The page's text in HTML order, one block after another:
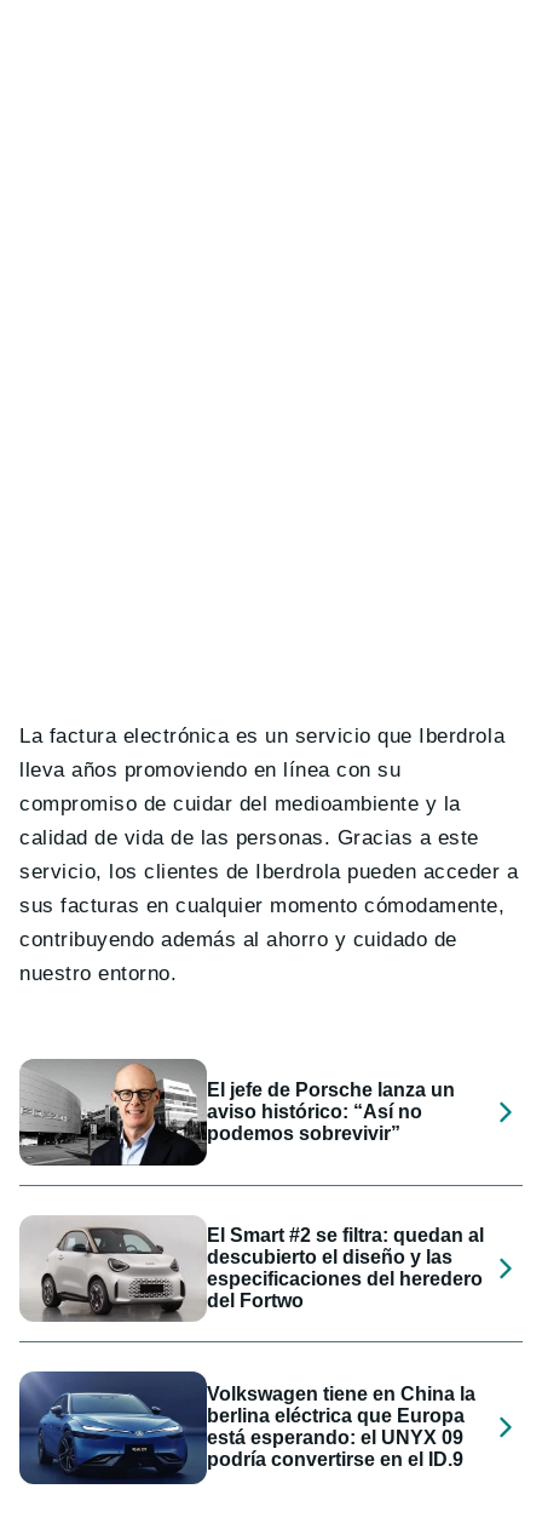
La factura electrónica es un servicio que Iberdrola
lleva años promoviendo en línea con su
compromiso de cuidar del medioambiente y la
calidad de vida de las personas. Gracias a este
servicio, los clientes de Iberdrola pueden acceder a
sus facturas en cualquier momento cómodamente,
contribuyendo además al ahorro y cuidado de
nuestro entorno.
El jefe de Porsche lanza un
aviso histórico: “Así no
podemos sobrevivir”
El Smart #2 se filtra: quedan al
descubierto el diseño y las
especificaciones del heredero
del Fortwo
Volkswagen tiene en China la
berlina eléctrica que Europa
está esperando: el UNYX 09
podría convertirse en el ID.9